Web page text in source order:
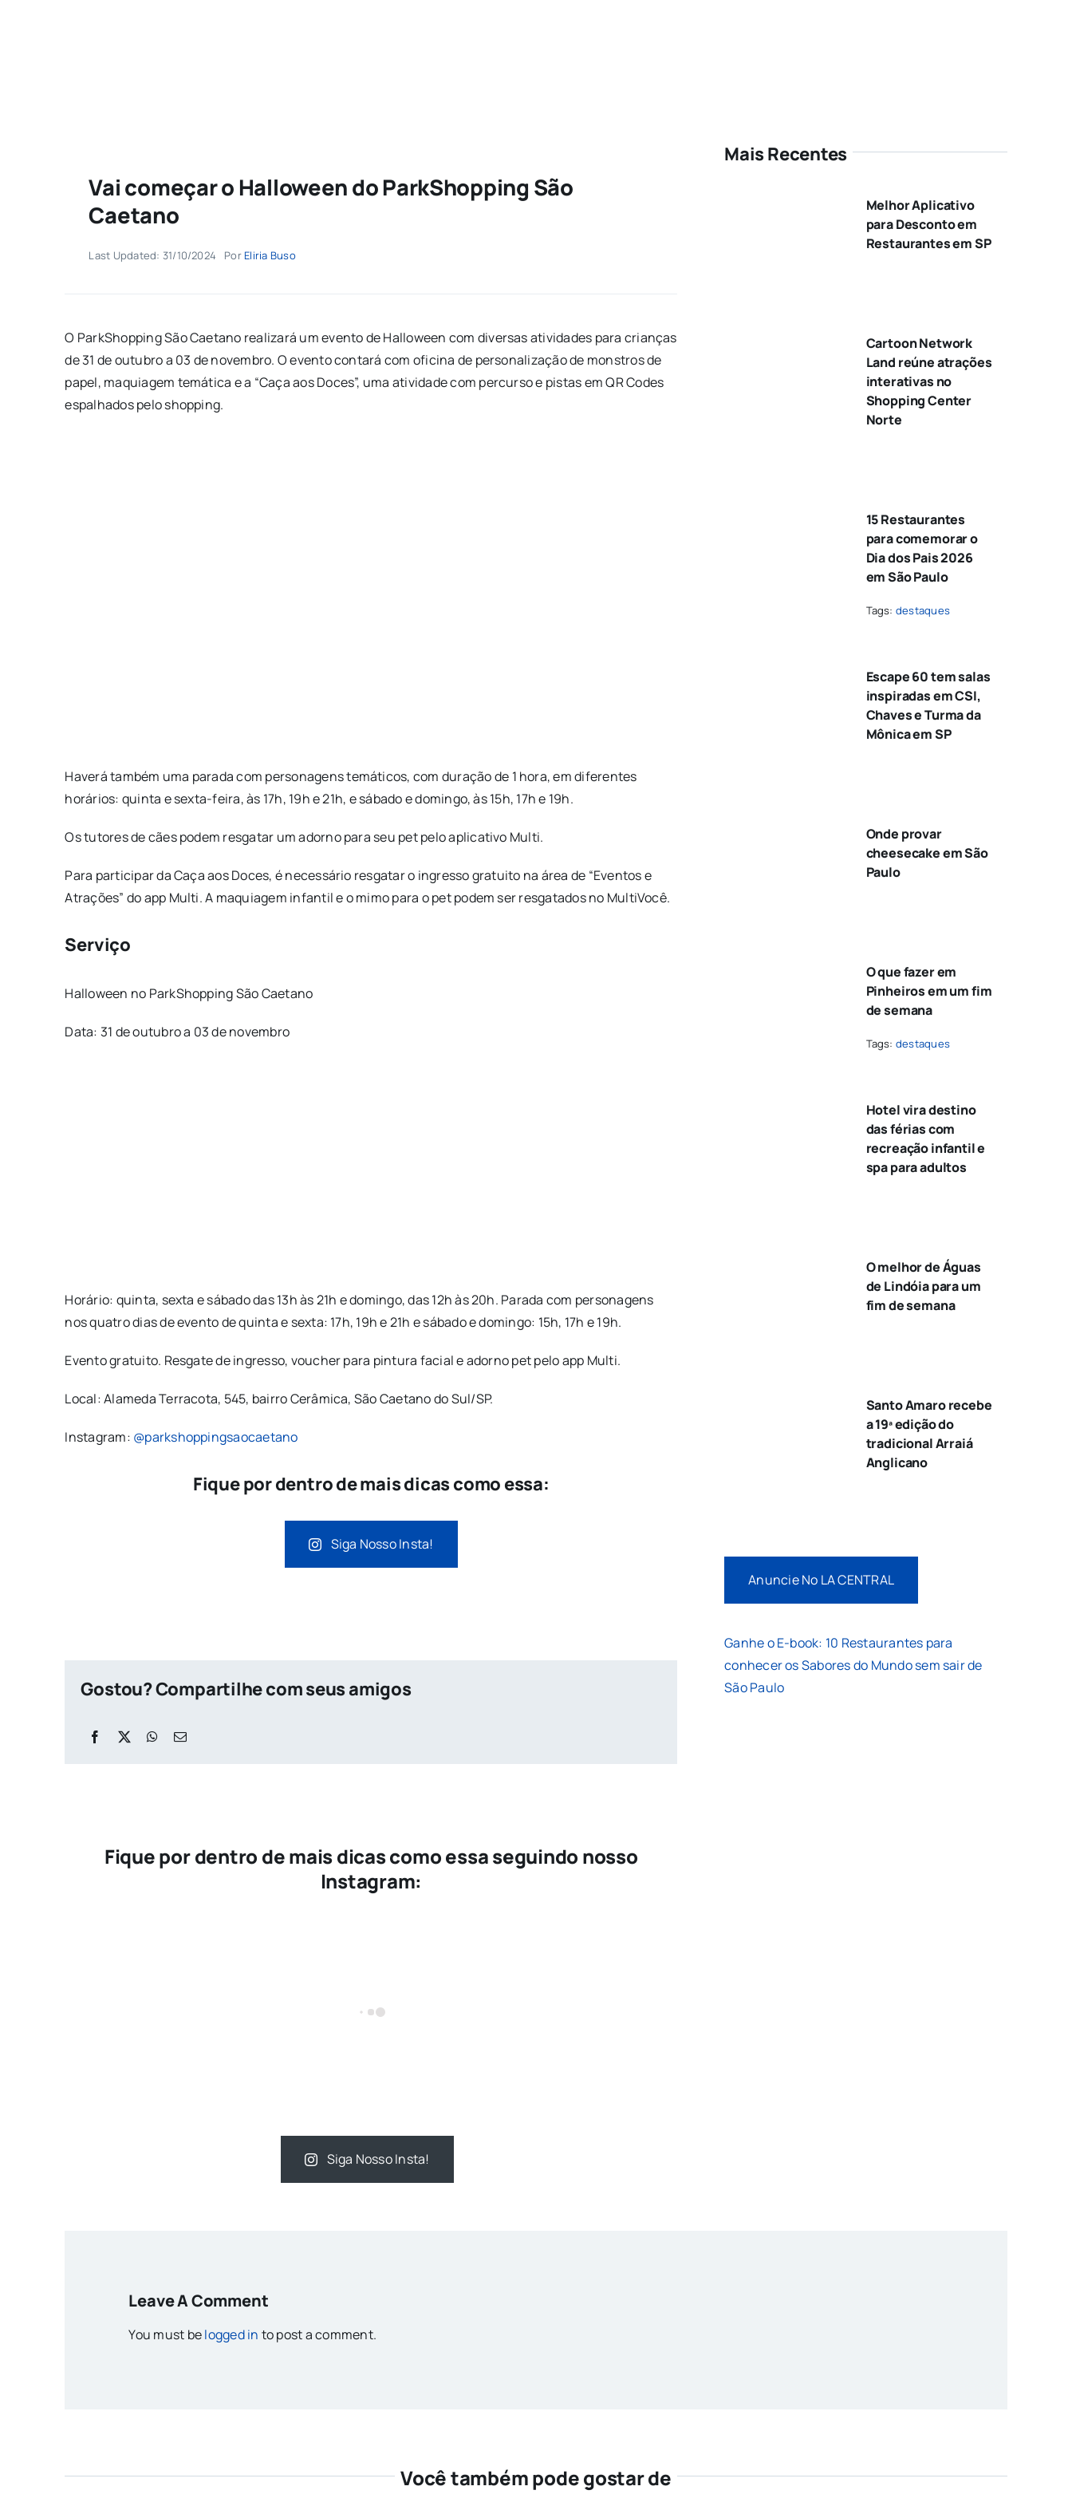
Vai começar o Halloween do ParkShopping São
Caetano
Last Updated: 31/10/2024 PorEliria Buso
O ParkShopping São Caetano realizará um evento de Halloween com diversas atividades para crianças
de 31 de outubro a 03 de novembro. O evento contará com oficina de personalização de monstros de
papel, maquiagem temática e a “Caça aos Doces”, uma atividade com percurso e pistas em QR Codes
espalhados pelo shopping.
Haverá também uma parada com personagens temáticos, com duração de 1 hora, em diferentes
horários: quinta e sexta-feira, às 17h, 19h e 21h, e sábado e domingo, às 15h, 17h e 19h.
Os tutores de cães podem resgatar um adorno para seu pet pelo aplicativo Multi.
Para participar da Caça aos Doces, é necessário resgatar o ingresso gratuito na área de “Eventos e
Atrações” do app Multi. A maquiagem infantil e o mimo para o pet podem ser resgatados no MultiVocê.
Serviço
Halloween no ParkShopping São Caetano
Data: 31 de outubro a 03 de novembro
Horário: quinta, sexta e sábado das 13h às 21h e domingo, das 12h às 20h. Parada com personagens
nos quatro dias de evento de quinta e sexta: 17h, 19h e 21h e sábado e domingo: 15h, 17h e 19h.
Evento gratuito. Resgate de ingresso, voucher para pintura facial e adorno pet pelo app Multi.
Local: Alameda Terracota, 545, bairro Cerâmica, São Caetano do Sul/SP.
Instagram: @parkshoppingsaocaetano
Fique por dentro de mais dicas como essa:
Siga Nosso Insta!
Gostou? Compartilhe com seus amigos
Fique por dentro de mais dicas como essa seguindo nosso
Instagram:
Siga Nosso Insta!
Mais Recentes
Melhor Aplicativo
para Desconto em
Restaurantes em SP
Cartoon Network
Land reúne atrações
interativas no
Shopping Center
Norte
15 Restaurantes
para comemorar o
Dia dos Pais 2026
em São Paulo
Tags: destaques
Escape 60 tem salas
inspiradas em CSI,
Chaves e Turma da
Mônica em SP
Onde provar
cheesecake em São
Paulo
O que fazer em
Pinheiros em um fim
de semana
Tags: destaques
Hotel vira destino
das férias com
recreação infantil e
spa para adultos
O melhor de Águas
de Lindóia para um
fim de semana
Santo Amaro recebe
a 19ª edição do
tradicional Arraiá
Anglicano
Anuncie No LA CENTRAL
Ganhe o E-book: 10 Restaurantes para
conhecer os Sabores do Mundo sem sair de
São Paulo
Leave A Comment
You must belogged in to post a comment.
Você também pode gostar de